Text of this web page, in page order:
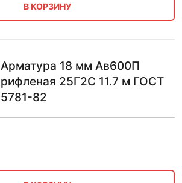
В КОРЗИНУ
Арматура 18 мм Ав600П
рифленая 25Г2С 11.7 м ГОСТ
5781-82